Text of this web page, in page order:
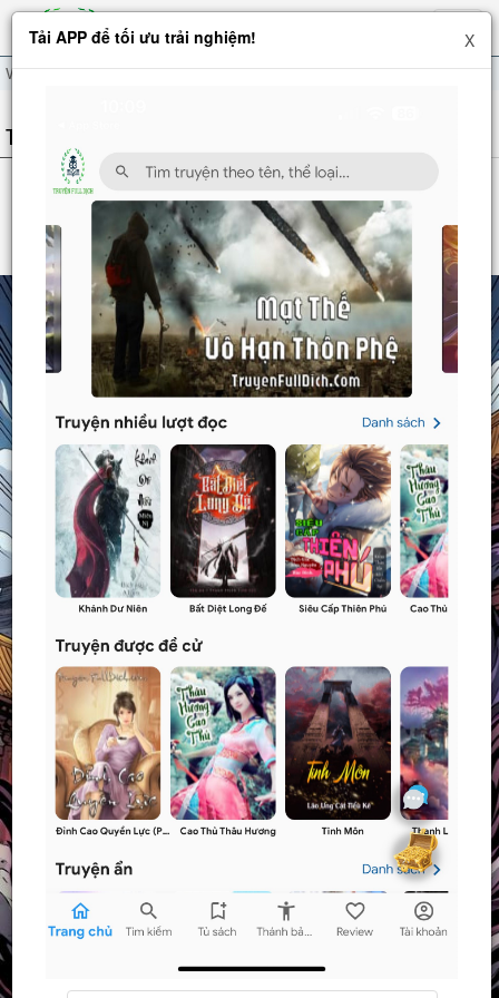
Hiện
menu
Võ Công Tự Động Tu Luyện: Ta Tại Ma Giáo Tu Thành Phật Hoàng
THÔNG TIN TRUYỆN
VÕ CÔNG TỰ ĐỘNG TU LUYỆN: TA TẠI MA
GIÁO TU THÀNH PHẬT HOÀNG
Tải APP để tối ưu trải nghiệm! X